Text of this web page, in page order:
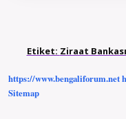
Etiket: Ziraat
https://www.bengaliforum.net
Sitemap